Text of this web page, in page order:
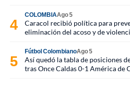
COLOMBIAAgo 5
Caracol recibió política para
eliminación del acoso y de
Fútbol ColombianoAgo 5
Así quedó la tabla de posiciones
tras Once Caldas 0-1 América de